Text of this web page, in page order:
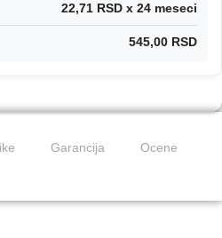
22,71 RSD x 24 meseci
545,00 RSD
Garancija Ocene